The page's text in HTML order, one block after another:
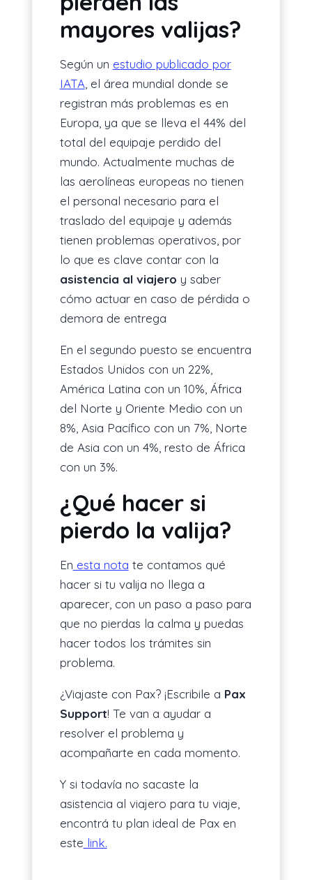
mayores valijas?
Según un estudio publicado por
IATA, el área mundial donde se
registran más problemas es en
Europa, ya que se lleva el 44% del
total del equipaje perdido del
mundo. Actualmente muchas de
las aerolíneas europeas no tienen
el personal necesario para el
traslado del equipaje y además
tienen problemas operativos, por
lo que es clave contar con la
asistencia al viajero y saber
cómo actuar en caso de pérdida o
demora de entrega
En el segundo puesto se encuentra
Estados Unidos con un 22%,
América Latina con un 10%, África
del Norte y Oriente Medio con un
8%, Asia Pacífico con un 7%, Norte
de Asia con un 4%, resto de África
con un 3%.
¿Qué hacer si
pierdo la valija?
En esta nota te contamos qué
hacer si tu valija no llega a
aparecer, con un paso a paso para
que no pierdas la calma y puedas
hacer todos los trámites sin
problema.
¿Viajaste con Pax? ¡Escribile a Pax
Support! Te van a ayudar a
resolver el problema y
acompañarte en cada momento.
Y si todavía no sacaste la
asistencia al viajero para tu viaje,
encontrá tu plan ideal de Pax en
este link.